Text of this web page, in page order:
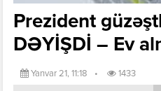
Prezident
DƏYİŞDİ – Ev
Yanvar 21, 11:18 • 1433